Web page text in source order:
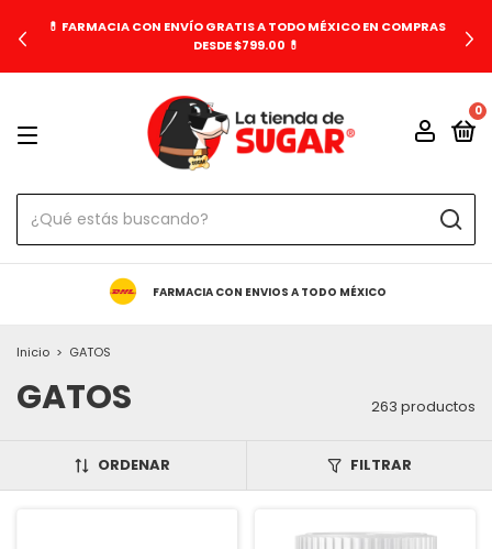
💊 FARMACIA CON ENVÍO GRATIS A TODO MÉXICO EN COMPRAS
DESDE $799.00 💊
0
FARMACIA CON ENVIOS A TODO MÉXICO
Inicio > GATOS
GATOS 263 productos
ORDENAR FILTRAR